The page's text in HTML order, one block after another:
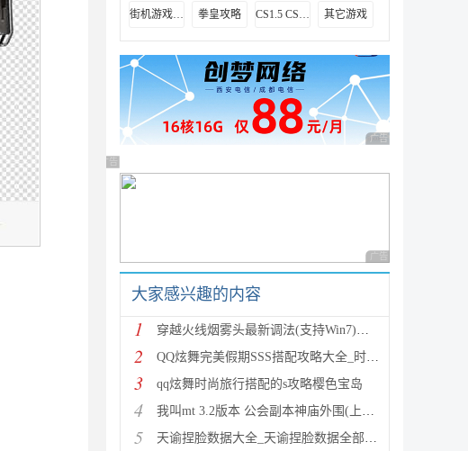
街机游戏出招表 拳皇攻略 CS1.5 CS1.6攻略 其它游戏
广告 商业广告，理性
广告 商业广告，理性选择
广告 商业广告，理性
大家感兴趣的内容
1 穿越火线烟雾头最新调法(支持Win7)图文攻略
2 QQ炫舞完美假期SSS搭配攻略大全_时尚旅行完美假期1-15
3 qq炫舞时尚旅行搭配的s攻略樱色宝岛
4 我叫mt 3.2版本 公会副本神庙外围(上层)攻略心得
5 天谕捏脸数据大全_天谕捏脸数据全部汇总